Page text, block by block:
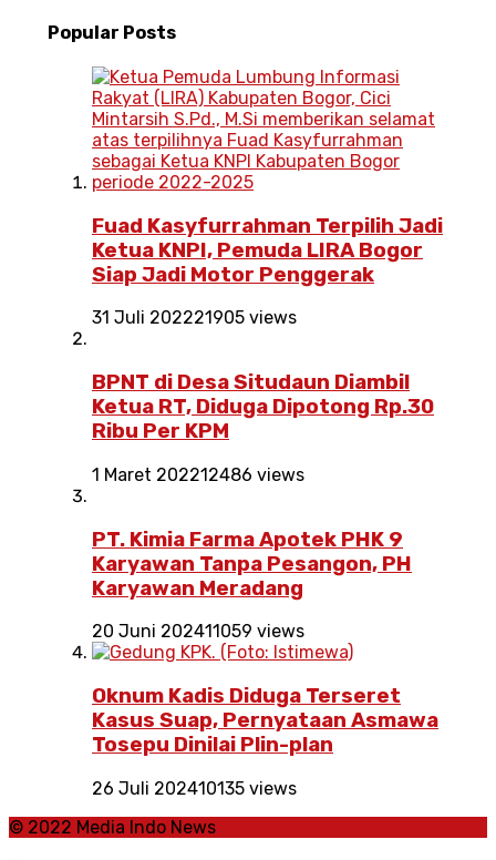
Popular Posts
Fuad Kasyfurrahman Terpilih Jadi
Ketua KNPI, Pemuda LIRA Bogor
Siap Jadi Motor Penggerak
31 Juli 202221905 views
BPNT di Desa Situdaun Diambil
Ketua RT, Diduga Dipotong Rp.30
Ribu Per KPM
1 Maret 202212486 views
PT. Kimia Farma Apotek PHK 9
Karyawan Tanpa Pesangon, PH
Karyawan Meradang
20 Juni 202411059 views
Oknum Kadis Diduga Terseret
Kasus Suap, Pernyataan Asmawa
Tosepu Dinilai Plin-plan
26 Juli 202410135 views
© 2022 Media Indo News